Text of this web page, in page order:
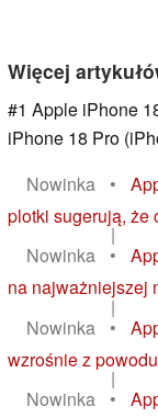
Więcej
#1 Apple iPhone
iPhone 18 Pro
Nowinka
•
plotki sugerują, że
|
Nowinka
•
na najważniejszej
|
Nowinka
•
wzrośnie z
|
Nowinka
•